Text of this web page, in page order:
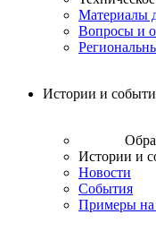
Материалы
Вопросы и
Истории и
Истории и
Новости
События
Примеры на